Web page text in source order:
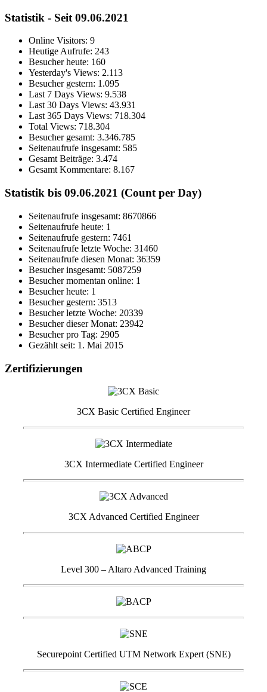
Statistik - Seit 09.06.2021
Online Visitors: 9
Heutige Aufrufe: 243
Besucher heute: 160
Yesterday's Views: 2.113
Besucher gestern: 1.095
Last 7 Days Views: 9.538
Last 30 Days Views: 43.931
Last 365 Days Views: 718.304
Total Views: 718.304
Besucher gesamt: 3.346.785
Seitenaufrufe insgesamt: 585
Gesamt Beiträge: 3.474
Gesamt Kommentare: 8.167
Statistik bis 09.06.2021 (Count per Day)
Seitenaufrufe insgesamt: 8670866
Seitenaufrufe heute: 1
Seitenaufrufe gestern: 7461
Seitenaufrufe letzte Woche: 31460
Seitenaufrufe diesen Monat: 36359
Besucher insgesamt: 5087259
Besucher momentan online: 1
Besucher heute: 1
Besucher gestern: 3513
Besucher letzte Woche: 20339
Besucher dieser Monat: 23942
Besucher pro Tag: 2905
Gezählt seit: 1. Mai 2015
Zertifizierungen
3CX Basic Certified Engineer
3CX Intermediate Certified Engineer
3CX Advanced Certified Engineer
Level 300 – Altaro Advanced Training
Securepoint Certified UTM Network Expert (SNE)